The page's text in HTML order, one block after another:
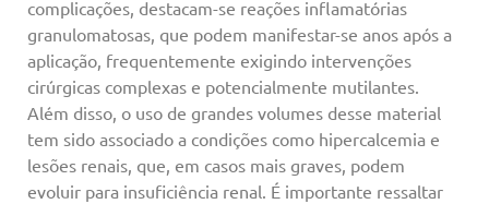
complicações, destacam-se reações inflamatórias
granulomatosas, que podem manifestar-se anos após a
aplicação, frequentemente exigindo intervenções
cirúrgicas complexas e potencialmente mutilantes.
Além disso, o uso de grandes volumes desse material
tem sido associado a condições como hipercalcemia e
lesões renais, que, em casos mais graves, podem
evoluir para insuficiência renal. É importante ressaltar